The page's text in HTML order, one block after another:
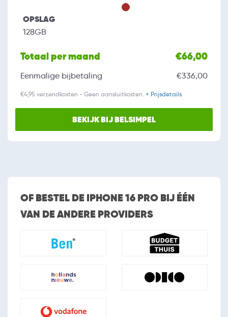
OPSLAG
128GB
Totaal per maand €66,00
Eenmalige bijbetaling €336,00
€4,95 verzendkosten - Geen aansluitkosten. + Prijsdetails
BEKIJK BIJ BELSIMPEL
OF BESTEL DE IPHONE 16 PRO BIJ ÉÉN
VAN DE ANDERE PROVIDERS